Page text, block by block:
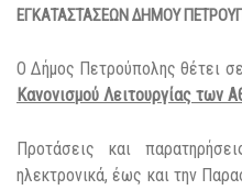
ΕΓΚΑΤΑΣΤΑΣΕΩΝ ΔΗΜΟΥ
OΔήμος Πετρούπολης θέτει σε
Κανονισμού Λειτουργίας των Α
Προτάσειςκαι π
ηλεκτρονικά, έως και την